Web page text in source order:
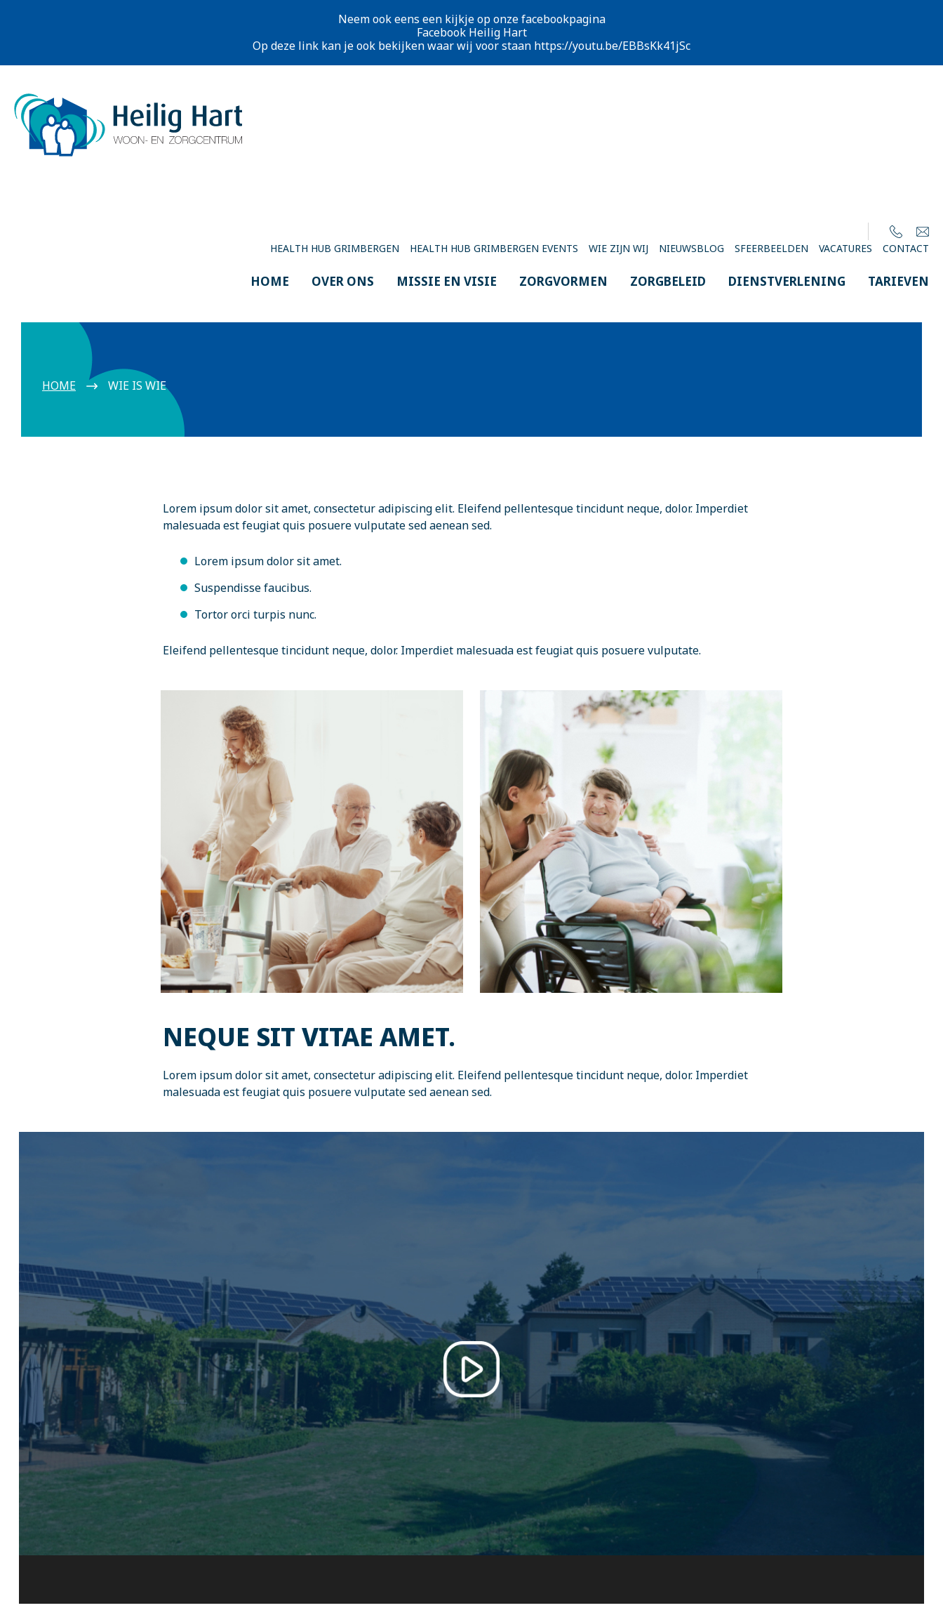
Neem ook eens een kijkje op onze facebookpagina
Facebook Heilig Hart
Op deze link kan je ook bekijken waar wij voor staan https://youtu.be/EBBsKk41jSc
HEALTH HUB GRIMBERGEN HEALTH HUB GRIMBERGEN EVENTS WIE ZIJN WIJ NIEUWSBLOG SFEERBEELDEN VACATURES CONTACT
HOME OVER ONS MISSIE EN VISIE ZORGVORMEN ZORGBELEID DIENSTVERLENING TARIEVEN
HOME WIE IS WIE
Lorem ipsum dolor sit amet, consectetur adipiscing elit. Eleifend pellentesque tincidunt neque, dolor. Imperdiet
malesuada est feugiat quis posuere vulputate sed aenean sed.
Lorem ipsum dolor sit amet.
Suspendisse faucibus.
Tortor orci turpis nunc.
Eleifend pellentesque tincidunt neque, dolor. Imperdiet malesuada est feugiat quis posuere vulputate.
NEQUE SIT VITAE AMET.
Lorem ipsum dolor sit amet, consectetur adipiscing elit. Eleifend pellentesque tincidunt neque, dolor. Imperdiet
malesuada est feugiat quis posuere vulputate sed aenean sed.